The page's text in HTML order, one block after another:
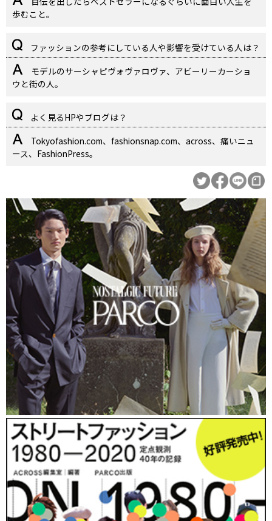
歩むこと。
ファッションの参考にしている人や影響を受けている人は？
モデルのサーシャピヴォヴァロヴァ、アビーリーカーショ
ウと街の人。
よく見るHPやブログは？
Tokyofashion.com、fashionsnap.com、across、痛いニュ
ース、FashionPress。